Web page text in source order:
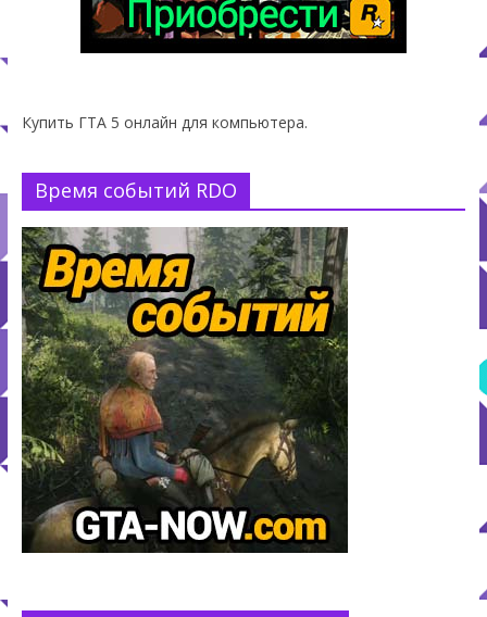
Купить ГТА 5 онлайн для компьютера.
Время событий RDO